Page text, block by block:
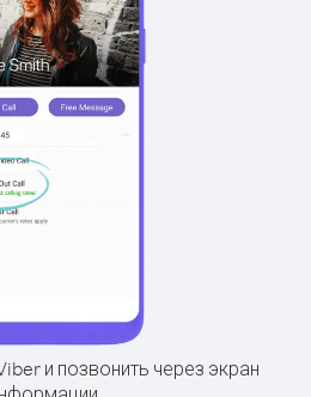
и позвонить через экран